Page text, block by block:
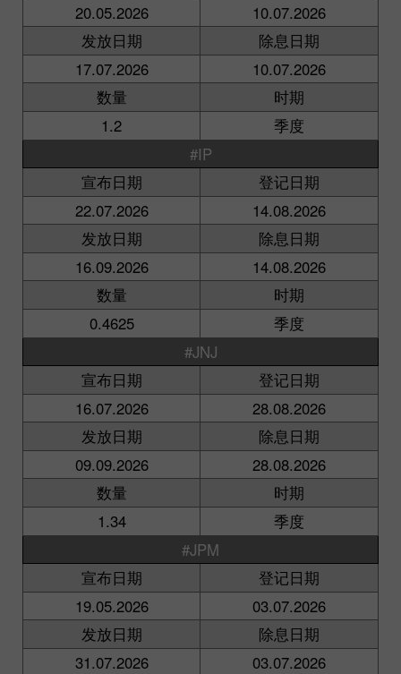
20.05.2026
10.07.2026
发放日期
除息日期
17.07.2026
10.07.2026
数量
时期
1.2
季度
#IP
宣布日期
登记日期
22.07.2026
14.08.2026
发放日期
除息日期
16.09.2026
14.08.2026
数量
时期
0.4625
季度
#JNJ
宣布日期
登记日期
16.07.2026
28.08.2026
发放日期
除息日期
09.09.2026
28.08.2026
数量
时期
1.34
季度
#JPM
宣布日期
登记日期
19.05.2026
03.07.2026
发放日期
除息日期
31.07.2026
03.07.2026